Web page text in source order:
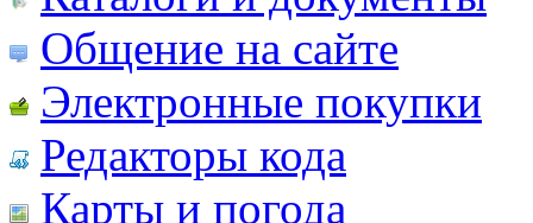
Общение на сайте
Электронные покупки
Редакторы кода
Карты и погода